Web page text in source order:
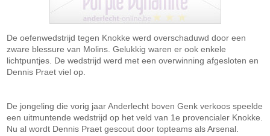
De oefenwedstrijd tegen Knokke werd overschaduwd door een
zware blessure van Molins. Gelukkig waren er ook enkele
lichtpuntjes. De wedstrijd werd met een overwinning afgesloten en
Dennis Praet viel op.
De jongeling die vorig jaar Anderlecht boven Genk verkoos speelde
een uitmuntende wedstrijd op het veld van 1e provencialer Knokke.
Nu al wordt Dennis Praet gescout door topteams als Arsenal.